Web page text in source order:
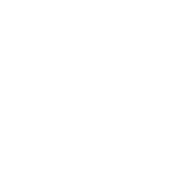
des Panzerglases.
splittert dieses nicht
wenn es doch zum
Stoß abgefangen hat
werden.
sorgt das